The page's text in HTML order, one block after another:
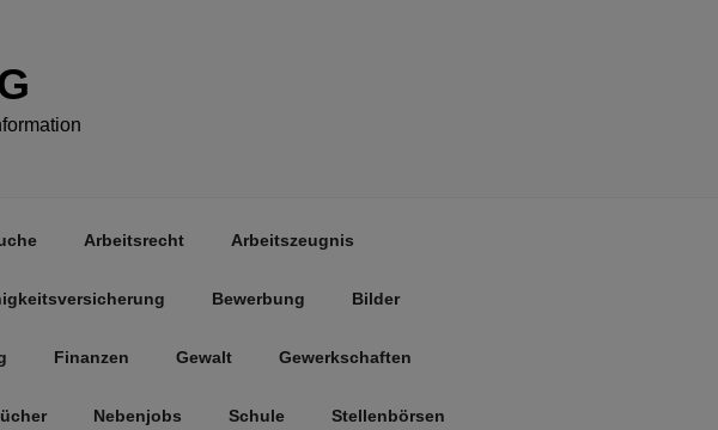
Arbeitsrecht Arbeitszeugnis
Bewerbung Bilder
Finanzen Gewalt Gewerkschaften
Nebenjobs Schule Stellenbörsen